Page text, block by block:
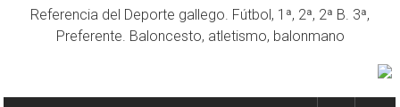
Referencia del Deporte gallego. Fútbol, 1ª, 2ª, 2ª B. 3ª,
Preferente. Baloncesto, atletismo, balonmano